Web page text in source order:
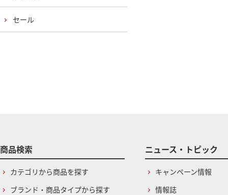
セール
商品検索
カテゴリから商品を探す
ブランド・商品タイプから探す
ニュース・トピック
キャンペーン情報
情報誌